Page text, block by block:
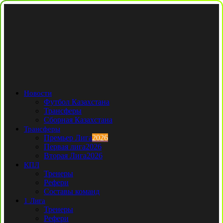
Новости
Футбол Казахстана
Трансферы
Сборная Казахстана
Трансферы
Премьер Лига2026
Первая лига2026
Вторая Лига2026
КПЛ
Тренеры
Рефери
Составы команд
1 Лига
Тренеры
Рефери